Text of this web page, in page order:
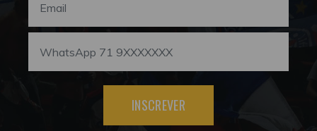
INSCREVER